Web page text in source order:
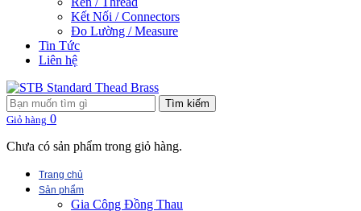
Kết Nối / Connectors
Đo Lường / Measure
Tin Tức
Liên hệ
Tìm kiếm
Giỏ hàng 0
Chưa có sản phẩm trong giỏ hàng.
Trang chủ
Sản phẩm
Gia Công Đồng Thau